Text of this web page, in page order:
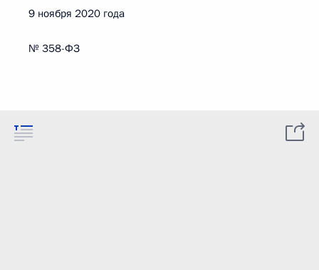
9 ноября 2020 года
№ 358-ФЗ